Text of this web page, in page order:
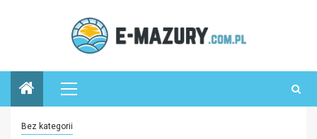
Menu
główne
Bez kategorii